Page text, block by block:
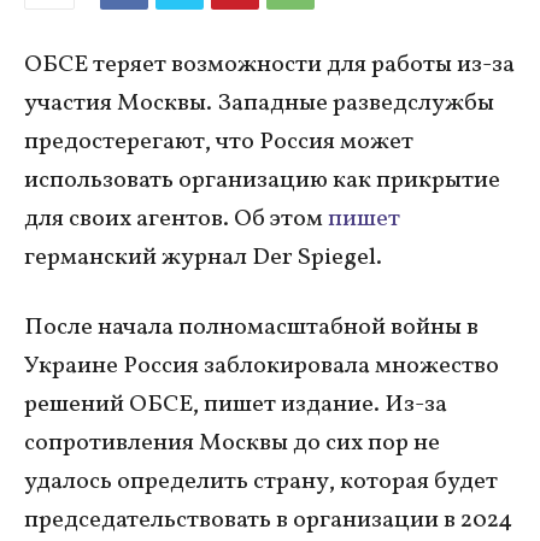
ОБСЕ теряет возможности для работы из-за
участия Москвы. Западные разведслужбы
предостерегают, что Россия может
использовать организацию как прикрытие
для своих агентов. Об этомпишет
германский журнал Der Spiegel.
После начала полномасштабной войны в
Украине Россия заблокировала множество
решений ОБСЕ, пишет издание. Из-за
сопротивления Москвы до сих пор не
удалось определить страну, которая будет
председательствовать в организации в 2024